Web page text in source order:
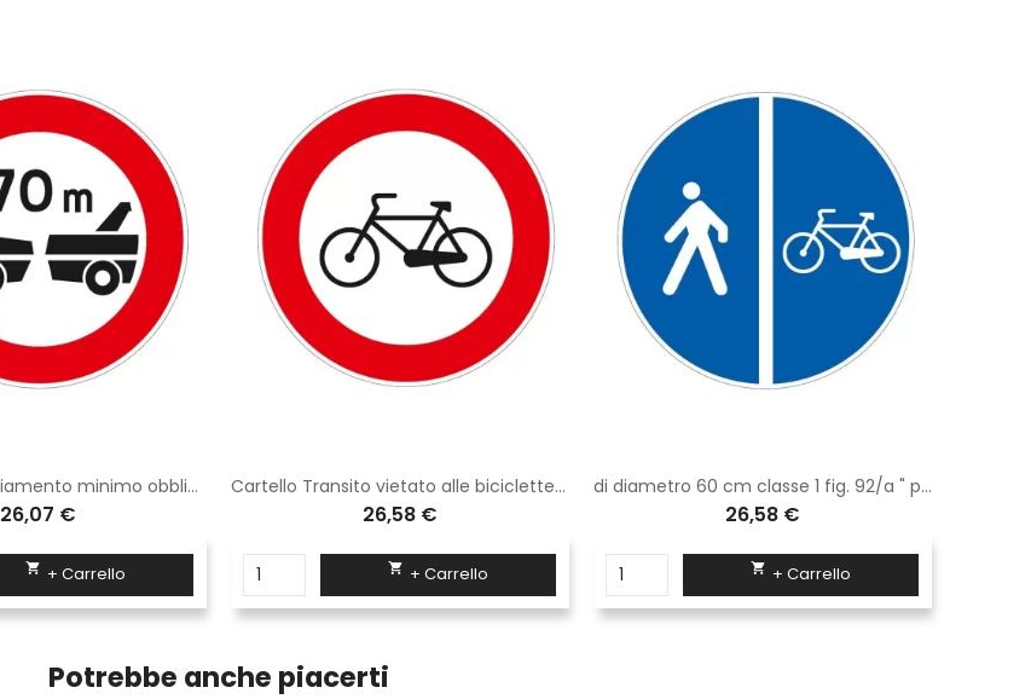
Cartello distanziamento minimo obbligatorio Disco Diametro 60 cm Classe 1 Fig. 49 in lamiera
26,07 €
 + Carrello
Cartello Transito vietato alle biciclette Disco Diametro 60 cm Classe 1 Fig. 55 Lamiera
26,58 €
 + Carrello
di diametro 60 cm classe 1 fig. 92/a " pista ciclabile contigua al marciapiede "
26,58 €
 + Carrello
Potrebbe anche piacerti